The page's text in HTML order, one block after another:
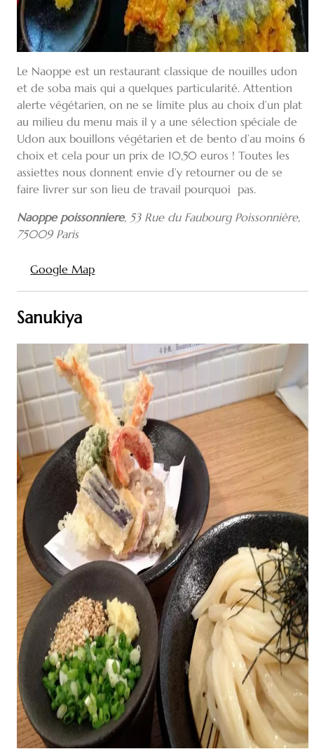
Le Naoppe est un restaurant classique de nouilles udon
et de soba mais qui a quelques particularité. Attention
alerte végétarien, on ne se limite plus au choix d’un plat
au milieu du menu mais il y a une sélection spéciale de
Udon aux bouillons végétarien et de bento d’au moins 6
choix et cela pour un prix de 10,50 euros ! Toutes les
assiettes nous donnent envie d’y retourner ou de se
faire livrer sur son lieu de travail pourquoi pas.
Naoppe poissonniere, 53 Rue du Faubourg Poissonnière,
75009 Paris
Google Map
Sanukiya